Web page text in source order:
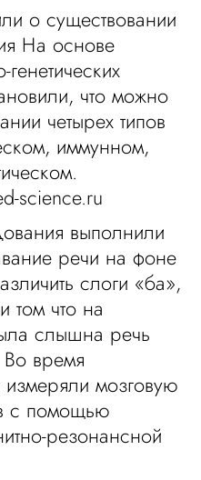
о существовании
На основе
что можно
четырех типов
иммунном,
science.ru
выполнили
речи на фоне
слоги «ба»,
том что на
слышна речь
Во время
мозговую
с помощью
резонансной